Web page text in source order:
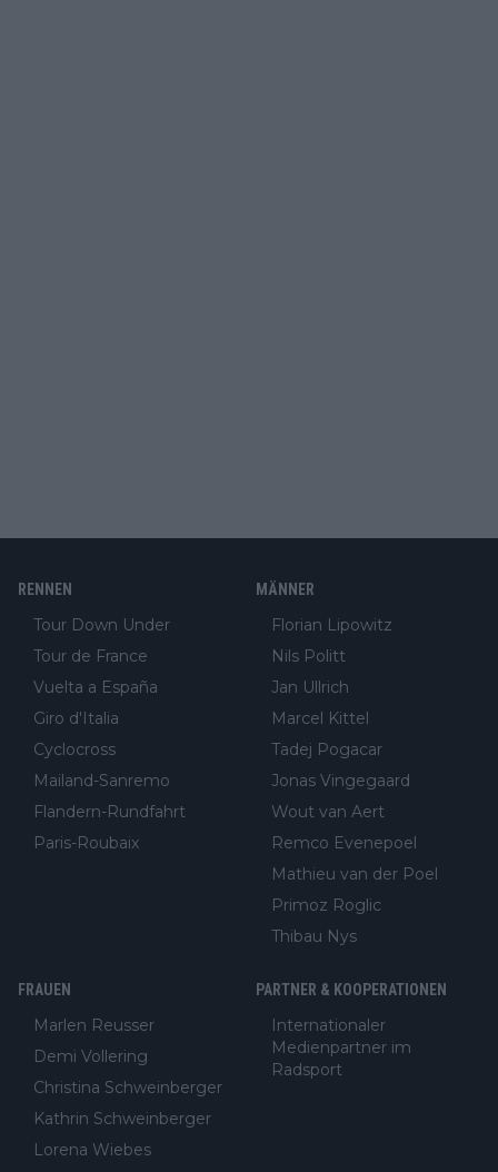
RENNEN
Tour Down Under
Tour de France
Vuelta a España
Giro d'Italia
Cyclocross
Mailand-Sanremo
Flandern-Rundfahrt
Paris-Roubaix
MÄNNER
Florian Lipowitz
Nils Politt
Jan Ullrich
Marcel Kittel
Tadej Pogacar
Jonas Vingegaard
Wout van Aert
Remco Evenepoel
Mathieu van der Poel
Primoz Roglic
Thibau Nys
FRAUEN
Marlen Reusser
Demi Vollering
Christina Schweinberger
Kathrin Schweinberger
Lorena Wiebes
PARTNER & KOOPERATIONEN
Internationaler
Medienpartner im
Radsport